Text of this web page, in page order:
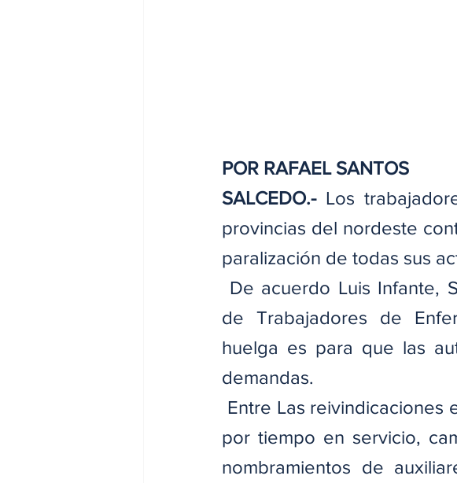
POR RAFAEL SANTOS
SALCEDO.- Los
provincias del nordeste
paralización de todas sus
De acuerdo Luis Infante,
de Trabajadores de
huelga es para que las
demandas.
Entre Las reivindicaciones
por tiempo en servicio,
nombramientos de